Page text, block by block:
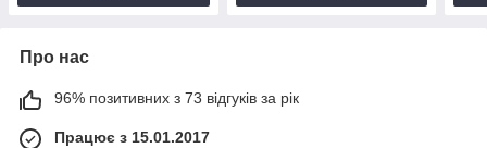
Про нас
96% позитивних з 73 відгуків за рік
Працює з 15.01.2017